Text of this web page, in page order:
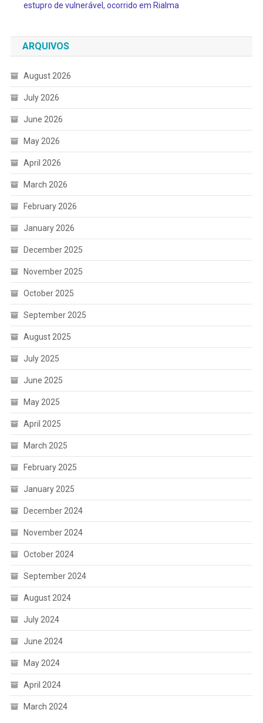
estupro de vulnerável, ocorrido em Rialma
ARQUIVOS
August 2026
July 2026
June 2026
May 2026
April 2026
March 2026
February 2026
January 2026
December 2025
November 2025
October 2025
September 2025
August 2025
July 2025
June 2025
May 2025
April 2025
March 2025
February 2025
January 2025
December 2024
November 2024
October 2024
September 2024
August 2024
July 2024
June 2024
May 2024
April 2024
March 2024